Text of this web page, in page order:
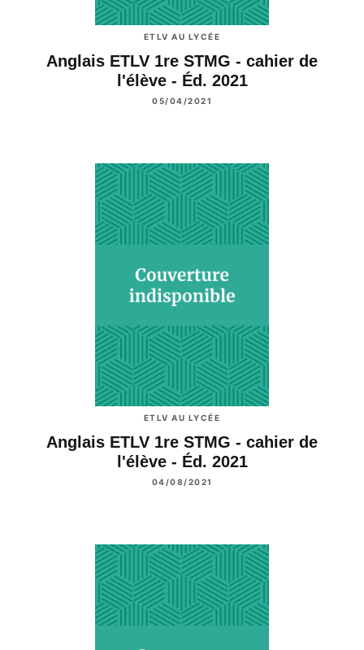
ETLV AU LYCÉE
Anglais ETLV 1re STMG - cahier de
l'élève - Éd. 2021
05/04/2021
ETLV AU LYCÉE
Anglais ETLV 1re STMG - cahier de
l'élève - Éd. 2021
04/08/2021